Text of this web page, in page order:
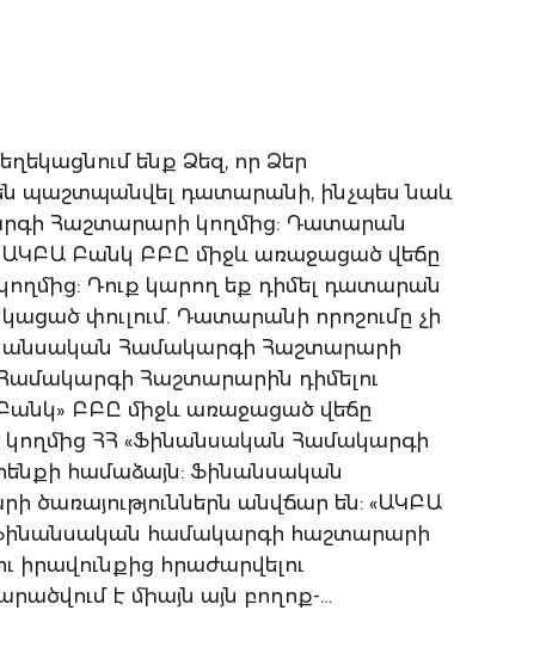
ենք Ձեզ, որ Ձեր
պաշտպանվել դատարանի, ինչպես նաև
Հաշտարարի կողմից: Դատարան
ԱԿԲԱ Բանկ ԲԲԸ միջև առաջացած վեճը
Դուք կարող եք դիմել դատարան
փուլում. Դատարանի որոշումը չի
Համակարգի Հաշտարարի
Հաշտարարին դիմելու
ԲԲԸ միջև առաջացած վեճը
կողմից ՀՀ «Ֆինանսական Համակարգի
համաձայն: Ֆինանսական
անվճար են: «ԱԿԲԱ
համակարգի հաշտարարի
իրավունքից հրաժարվելու
է միայն այն բողոք-
գույքային պահանջի չափը չի
դրամը կամ դրան համարժեք